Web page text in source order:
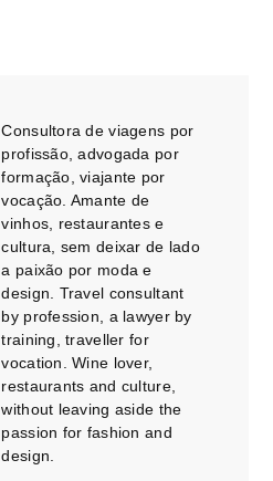
Consultora de viagens por
profissão, advogada por
formação, viajante por
vocação. Amante de
vinhos, restaurantes e
cultura, sem deixar de lado
a paixão por moda e
design. Travel consultant
by profession, a lawyer by
training, traveller for
vocation. Wine lover,
restaurants and culture,
without leaving aside the
passion for fashion and
design.